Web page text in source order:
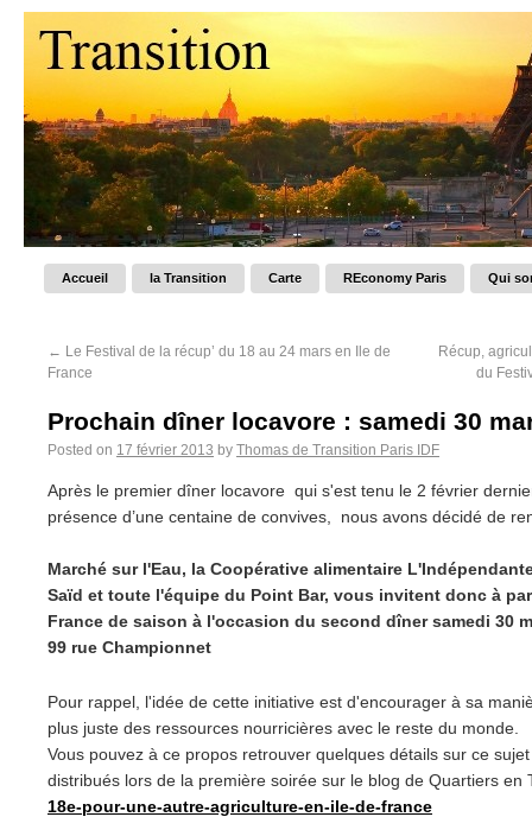
Accueil la Transition Carte REconomy Paris Qui
← Le Festival de la récup’ du 18 au 24 mars en Ile de
France
Récup,
du
Prochain dîner locavore : samedi 30
Posted on 17 février 2013 by Thomas de Transition Paris IDF
Après le premier dîner locavore qui s'est tenu le 2 février
présence d’une centaine de convives, nous avons décidé de
Marché sur l'Eau, la Coopérative alimentaire
Saïd et toute l'équipe du Point Bar, vous invitent donc à
France de saison à l'occasion du second dîner samedi 30
99 rue Championnet
Pour rappel, l'idée de cette initiative est d'encourager à sa
plus juste des ressources nourricières avec le reste du monde.
Vous pouvez à ce propos retrouver quelques détails sur ce
distribués lors de la première soirée sur le blog de Quartiers en
18e-pour-une-autre-agriculture-en-ile-de-france